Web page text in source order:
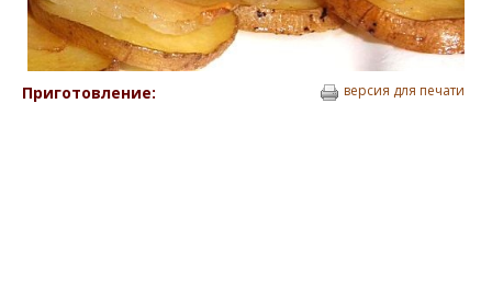
Приготовление: версия для печати